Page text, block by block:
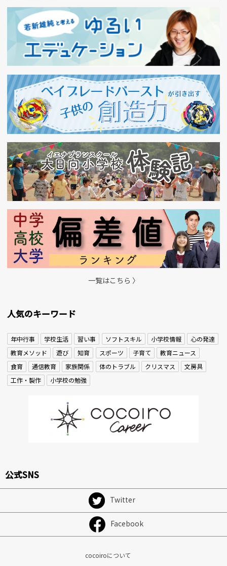
一覧はこちら 〉
人気のキーワード
年中行事 学校生活 習い事 ソフトスキル 小学校情報
心の発達
教育メソッド
遊び 知育 スポーツ 子育て
教育ニュース
食育
通信教育 家族関係 体のトラブル クリスマス
文房具
工作・製作
小学校の勉強
公式SNS
Twitter
Facebook
cocoiroについて